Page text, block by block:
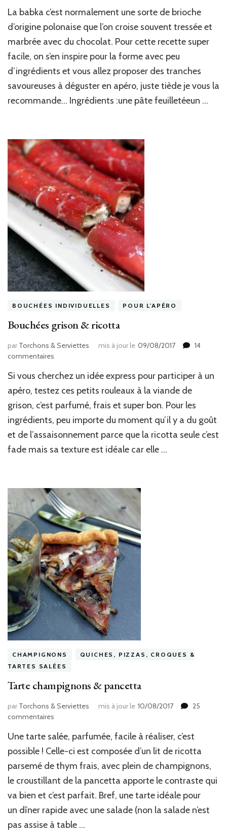
à
la
fumée
La babka c’est normalement une sorte de brioche
d’origine polonaise que l’on croise souvent tressée et
marbrée avec du chocolat. Pour cette recette super
facile, on s’en inspire pour la forme avec peu
d’ingrédients et vous allez proposer des tranches
savoureuses à déguster en apéro, juste tiède je vous la
recommande… Ingrédients :une pâte feuilletéeun …
BOUCHÉES INDIVIDUELLES POUR L'APÉRO
Bouchées grison & ricotta
par Torchons & Serviettes mis à jour le 09/08/2017
14
commentaires
grison
&
Si vous cherchez un idée express pour participer à un
apéro, testez ces petits rouleaux à la viande de
grison, c’est parfumé, frais et super bon. Pour les
ingrédients, peu importe du moment qu’il y a du goût
et de l’assaisonnement parce que la ricotta seule c’est
fade mais sa texture est idéale car elle …
CHAMPIGNONS
QUICHES, PIZZAS, CROQUES &
TARTES SALÉES
Tarte champignons & pancetta
par Torchons & Serviettes mis à jour le 10/08/2017
25
commentaires
champignons
&
Une tarte salée, parfumée, facile à réaliser, c’est
possible ! Celle-ci est composée d’un lit de ricotta
parsemé de thym frais, avec plein de champignons,
le croustillant de la pancetta apporte le contraste qui
va bien et c’est parfait. Bref, une tarte idéale pour
un dîner rapide avec une salade (non la salade n’est
pas assise à table …